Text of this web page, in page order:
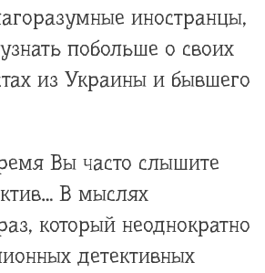
иностранцы,
побольше о своих
из Украины и бывшего
Вы часто слышите
В мыслях
который неоднократно
детективных